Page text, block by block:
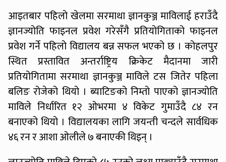
आइतबार पहिलो खेलमा सरमाथा ज्ञानकुञ्ज माविलाई हराउँदै
ज्ञानज्योति फाइनल प्रवेश गरेसँगै प्रतियोगिताको फाइनल
प्रवेश गर्ने पहिलो विद्यालय बन्न सफल भएको छ । कोहलपुर
स्थित प्रस्तावित अन्तर्राष्ट्रिय क्रिकेट मैदानमा जारी
प्रतियोगितामा सरमाथा ज्ञानकुञ्ज माविले टस जितेर पहिला
बलिङ रोजेको थियो । ब्याटिङको निम्तो पाएको ज्ञानज्योति
माविले निर्धारित १२ ओभरमा ४ विकेट गुमाउँदै ८४ रन
बनाएको थियो । विद्यालयका लागि जयन्ती चन्दले सार्वधिक
४६ रन र आशा ओलीले ७ बनाएकी थिइन् ।